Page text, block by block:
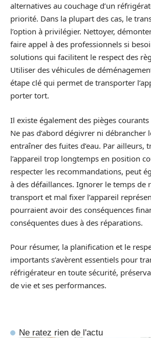
alternatives au couchage d’un
priorité. Dans la plupart des cas, le
l’option à privilégier. Nettoyer,
faire appel à des professionnels si
solutions qui facilitent le respect des
Utiliser des véhicules de
étape clé qui permet de transporter
porter tort.
Il existe également des pièges
Ne pas d’abord dégivrer ni débrancher
entraîner des fuites d’eau. Par ailleurs,
l’appareil trop longtemps en position
respecter les recommandations, peut
à des défaillances. Ignorer le temps de
transport et mal fixer l’appareil
pourraient avoir des conséquences
conséquentes dues à des réparations.
Pour résumer, la planification et le
importants s’avèrent essentiels pour
réfrigérateur en toute sécurité,
de vie et ses performances.
Ne ratez rien de l'actu